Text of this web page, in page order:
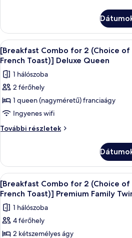
(Choice
of
Souffle
Pancakes
or
French
Toast)]
Deluxe
Family
Twin
(Choice
of
Souffle
Pancakes
French
Toast)]
Family
Twin
részletei
A
következő
szoba
összes
képének
megtekintése:
[Breakfast
Combo
(Choice
of
Souffle
Pancakes
or
French
Toast)]
Egy
4
[Breakfast Combo for 2 (Choice of
French Toast)] Deluxe Queen
1 hálószoba
2 férőhely
1 queen (nagyméretű) franciaágy
Ingyenes wifi
További részletek
[Breakfast
(Choice
of
Souffle
Pancakes
French
Toast)]
Queen
A
következő
szoba
összes
képének
megtekintése:
Egy
3
[Breakfast Combo for 2 (Choice of
French Toast)] Premium Family
1 hálószoba
4 férőhely
2 kétszemélyes ágy